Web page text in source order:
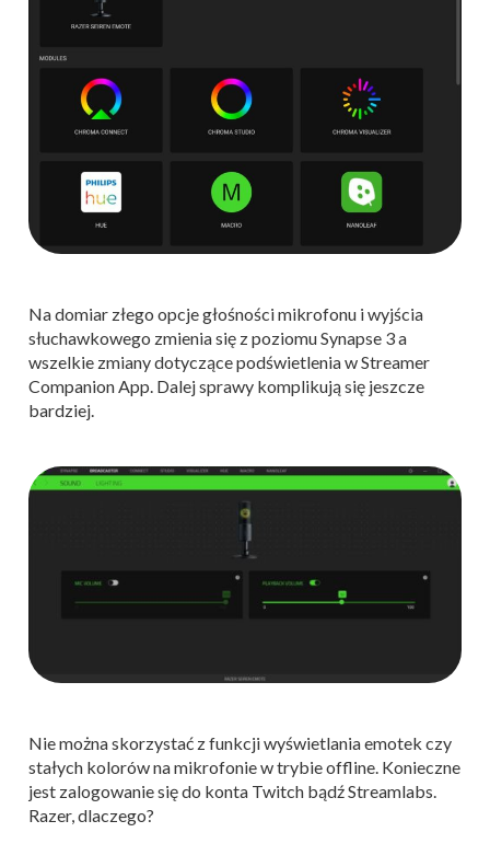
Na domiar złego opcje głośności mikrofonu i wyjścia
słuchawkowego zmienia się z poziomu Synapse 3 a
wszelkie zmiany dotyczące podświetlenia w Streamer
Companion App. Dalej sprawy komplikują się jeszcze
bardziej.
Nie można skorzystać z funkcji wyświetlania emotek czy
stałych kolorów na mikrofonie w trybie offline. Konieczne
jest zalogowanie się do konta Twitch bądź Streamlabs.
Razer, dlaczego?